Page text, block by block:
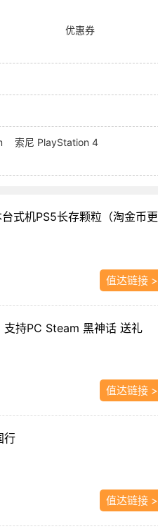
优惠券
索尼 PlayStation 4
式机PS5长存颗粒（淘金币更
值达链接 >
持PC Steam 黑神话 送礼
值达链接 >
行
值达链接 >